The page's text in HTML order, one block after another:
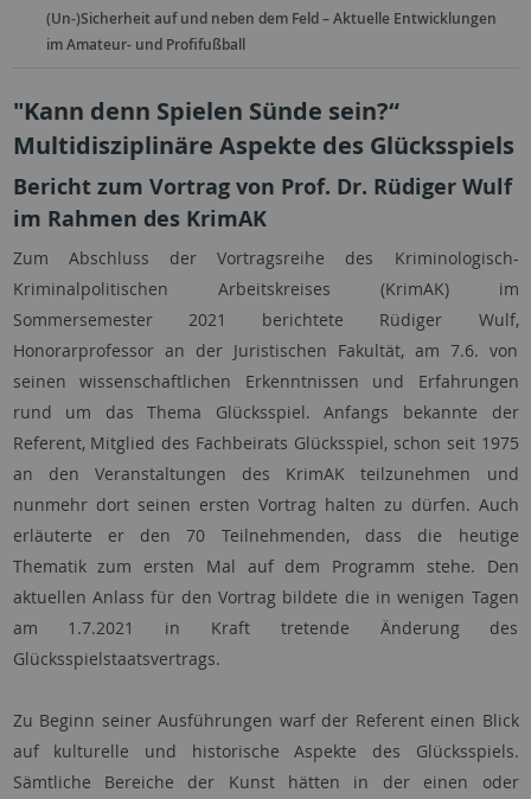
(Un-)Sicherheit auf und neben dem Feld – Aktuelle Entwicklungen
im Amateur- und Profifußball
"Kann denn Spielen Sünde sein?“
Multidisziplinäre Aspekte des Glücksspiels
Bericht zum Vortrag von Prof. Dr. Rüdiger Wulf
im Rahmen des KrimAK
Zum Abschluss der Vortragsreihe des Kriminologisch-
Kriminalpolitischen Arbeitskreises (KrimAK) im
Sommersemester 2021 berichtete Rüdiger Wulf,
Honorarprofessor an der Juristischen Fakultät, am 7.6. von
seinen wissenschaftlichen Erkenntnissen und Erfahrungen
rund um das Thema Glücksspiel. Anfangs bekannte der
Referent, Mitglied des Fachbeirats Glücksspiel, schon seit 1975
an den Veranstaltungen des KrimAK teilzunehmen und
nunmehr dort seinen ersten Vortrag halten zu dürfen. Auch
erläuterte er den 70 Teilnehmenden, dass die heutige
Thematik zum ersten Mal auf dem Programm stehe. Den
aktuellen Anlass für den Vortrag bildete die in wenigen Tagen
am 1.7.2021 in Kraft tretende Änderung des
Glücksspielstaatsvertrags.
Zu Beginn seiner Ausführungen warf der Referent einen Blick
auf kulturelle und historische Aspekte des Glücksspiels.
Sämtliche Bereiche der Kunst hätten in der einen oder